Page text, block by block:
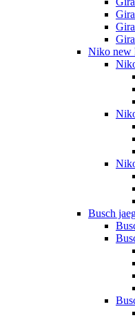
Niko new
Busch